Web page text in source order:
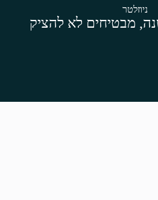
ניוזלטר
מבטיחים לא להציק